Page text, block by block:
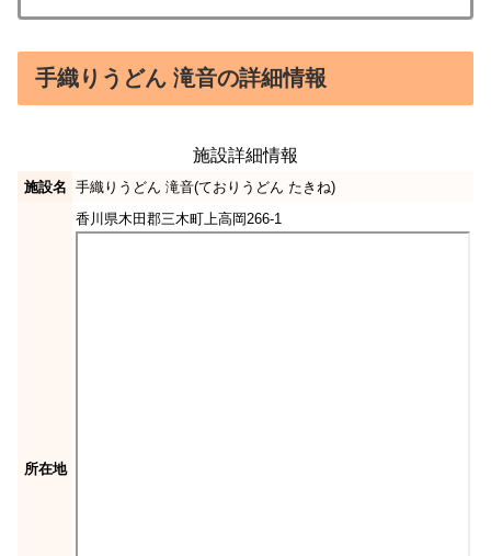
手織りうどん 滝音の詳細情報
施設詳細情報
施設名 手織りうどん 滝音(ておりうどん たきね)
所在地
香川県木田郡三木町上高岡266-1